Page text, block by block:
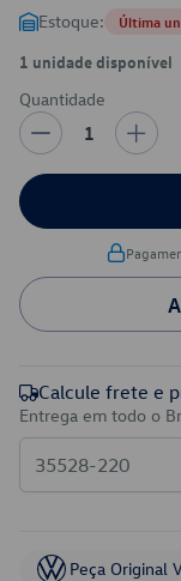
Estoque: Última
1 unidade disponível
Quantidade
1
Calcule frete e
Entrega em todo o
Peça Original